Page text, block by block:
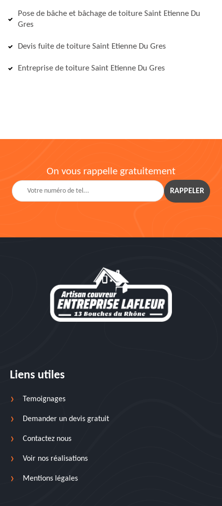
Pose de bâche et bâchage de toiture Saint Etienne Du
Gres
Devis fuite de toiture Saint Etienne Du Gres
Entreprise de toiture Saint Etienne Du Gres
On vous rappelle gratuitement
Liens utiles
Temoignages
Demander un devis gratuit
Contactez nous
Voir nos réalisations
Mentions légales